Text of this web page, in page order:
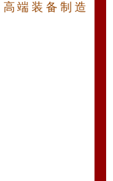
端装备制造